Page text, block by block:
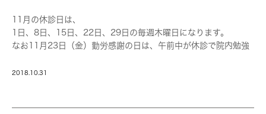
11月の休診日は、
1日、8日、15日、22日、29日の毎週木曜日になります。
なお11月23日（金）勤労感謝の日は、午前中が休診で院内勉強
午後は診療いたします、診療時間は
2018.10.31